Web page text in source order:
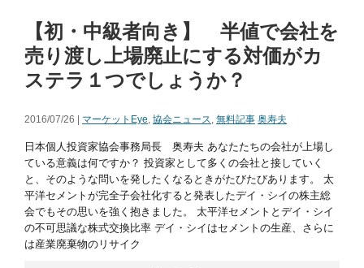
【初・中級者向き】 半値で会社を
売り渡し上場廃止にする対価がカ
ステラ１つでしょうか？
2016/07/26 | マーケットEye, 協会ニュース, 無料記事 奥寿夫
日本個人投資家協会事務局長 奥寿夫 あなたたちの会社が上場し
ている意義は何ですか？ 投資家として多くの会社と接していく
と、そのような問いを発したくなるときがたびたびあります。 太
平洋セメントが完全子会社化すると発表したデイ・シイの株主総
会でもその思いを強く抱きました。 太平洋セメントとデイ・シイ
の不可思議な株式交換比率 デイ・シイはセメントの生産、さらに
は産業廃棄物のリサイク